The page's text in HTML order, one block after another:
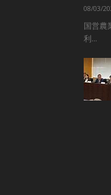
08/03/
国営農
利...